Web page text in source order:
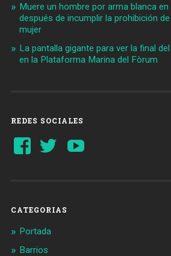
Muere un hombre por arma blanca
después de incumplir la prohibición
mujer
La pantalla gigante para ver la final
en la Plataforma Marina del Fòrum
REDES SOCIALES
Ver
perfil
Ver
perfil
CATEGORIAS
Portada
Barrios